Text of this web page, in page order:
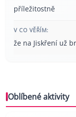
příležitostně
V CO VĚŘÍM:
že na Jiskření už
Oblíbené aktivity